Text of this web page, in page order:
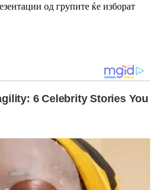
од групите ќе изборат